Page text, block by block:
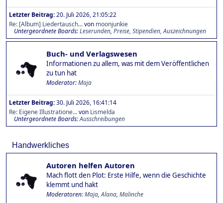
Letzter Beitrag:20. Juli 2026, 21:05:22
Re: [Album] Liedertausch...von moonjunkie
Untergeordnete Boards Leserunden Preise, Stipendien, Auszeichnungen
Buch- und Verlagswesen
Informationen zu allem, was mit dem Veröffentlichen
zu tun hat
Moderator:Maja
Letzter Beitrag:30. Juli 2026, 16:41:14
Re: Eigene Illustratione...von Lismelda
Untergeordnete Boards Ausschreibungen
Handwerkliches
Autoren helfen Autoren
Mach flott den Plot: Erste Hilfe, wenn die Geschichte
klemmt und hakt
Moderatoren:Maja,Alana, Malinche